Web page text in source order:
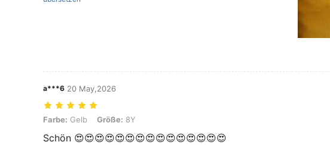
a***6 20 May,2026
Farbe: Gelb, Größe: 8Y
Farbe: Gelb Größe: 8Y
Schön 😍😍😍😍😍😍😍😍😍😍😍😍😍😍😍